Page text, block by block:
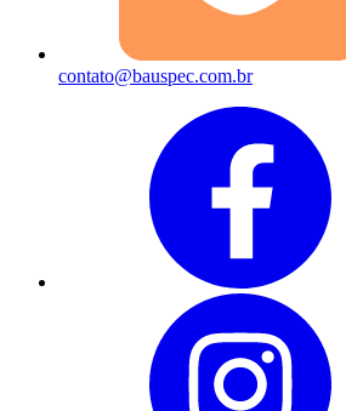
contato@bauspec.com.br